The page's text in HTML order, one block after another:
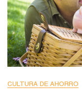
CULTURA DE AHORRO